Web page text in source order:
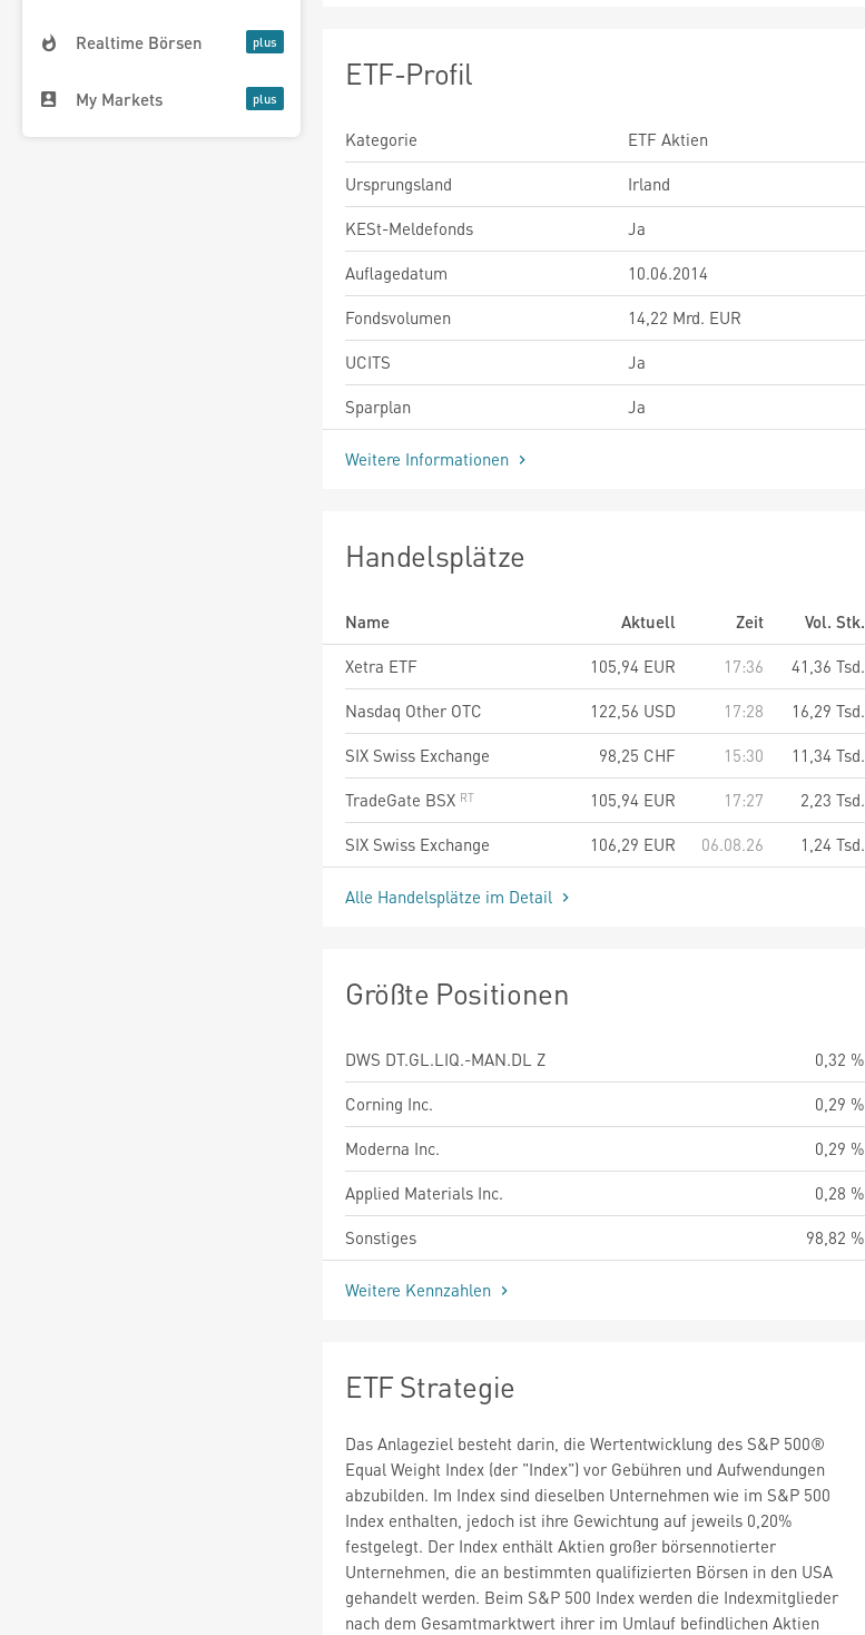
Realtime Börsen
My Markets
ETF-Profil
Kategorie
ETF Aktien
Ursprungsland
Irland
KESt-Meldefonds
Ja
Auflagedatum
10.06.2014
Fondsvolumen
14,22 Mrd. EUR
UCITS
Ja
Sparplan
Ja
Weitere Informationen
Handelsplätze
Name Aktuell Zeit
Vol. Stk.
Xetra ETF
105,94 EUR 17:36
41,36 Tsd.
Nasdaq Other OTC
122,56 USD 17:28
16,29 Tsd.
SIX Swiss Exchange
98,25 CHF 15:30
11,34 Tsd.
TradeGate BSX
105,94 EUR 17:27
2,23 Tsd.
SIX Swiss Exchange
106,29 EUR 06.08.26 1,24 Tsd.
Alle Handelsplätze im Detail
Größte Positionen
DWS DT.GL.LIQ.-MAN.DL Z
0,32 %
Corning Inc.
0,29 %
Moderna Inc.
0,29 %
Applied Materials Inc.
0,28 %
Sonstiges
98,82 %
Weitere Kennzahlen
ETF Strategie
Das Anlageziel besteht darin, die Wertentwicklung des S&P 500®
Equal Weight Index (der "Index") vor Gebühren und Aufwendungen
abzubilden. Im Index sind dieselben Unternehmen wie im S&P 500
Index enthalten, jedoch ist ihre Gewichtung auf jeweils 0,20%
festgelegt. Der Index enthält Aktien großer börsennotierter
Unternehmen, die an bestimmten qualifizierten Börsen in den USA
gehandelt werden. Beim S&P 500 Index werden die Indexmitglieder
nach dem Gesamtmarktwert ihrer im Umlauf befindlichen Aktien